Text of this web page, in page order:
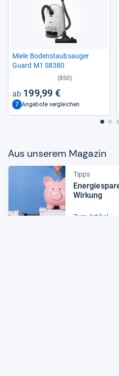
Miele Boden­staub­sau­ger
Guard M1 S8380
(850)
199,99 €
7 Angebote vergleichen
Aus unse­rem Maga­zin
Tipps
Wir­kung
Zum Artikel